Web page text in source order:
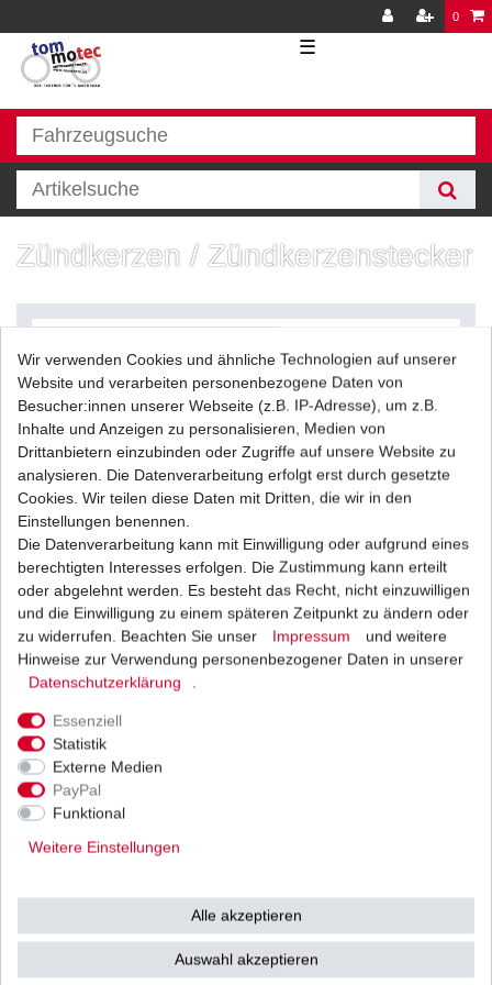
0
☰
Zündkerzen / Zündkerzenstecker
Filter
Zündkerze NGK CPR8E CPR 8 E
UVP 12,41 € 8,68 € *
1 Stück | 8,68 € / Stück
inkl. ges. MwSt. zzgl.
Versand
Ab einem Warenwert von
500 Euro versenden wir
53783 Eitorf (
unbedingt Termin
Wir verwenden Cookies und ähnliche Technologien auf unserer
Website und verarbeiten personenbezogene Daten von
Besucher:innen unserer Webseite (z.B. IP-Adresse), um z.B.
Inhalte und Anzeigen zu personalisieren, Medien von
Drittanbietern einzubinden oder Zugriffe auf unsere Website zu
analysieren. Die Datenverarbeitung erfolgt erst durch gesetzte
Cookies. Wir teilen diese Daten mit Dritten, die wir in den
Einstellungen benennen.
Die Datenverarbeitung kann mit Einwilligung oder aufgrund eines
berechtigten Interesses erfolgen. Die Zustimmung kann erteilt
oder abgelehnt werden. Es besteht das Recht, nicht einzuwilligen
und die Einwilligung zu einem späteren Zeitpunkt zu ändern oder
zu widerrufen. Beachten Sie unser
Impressum
und weitere
Hinweise zur Verwendung personenbezogener Daten in unserer
Daten­schutz­erklärung
Essenziell
Statistik
Externe Medien
PayPal
Funktional
Weitere Einstellungen
Alle akzeptieren
Auswahl akzeptieren